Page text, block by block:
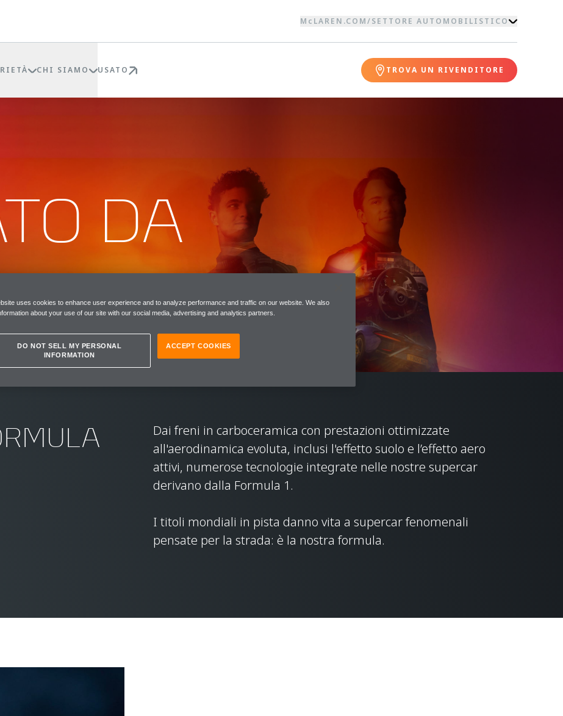
McLAREN.COM/SETTORE AUTOMOBILISTICO
CHI SIAMO USATO TROVA UN RIVENDITORE
DA
Dai freni in carboceramica con prestazioni ottimizzate
all'aerodinamica evoluta, inclusi l'effetto suolo e l’effetto aero
attivi, numerose tecnologie integrate nelle nostre supercar
derivano dalla Formula 1.
I titoli mondiali in pista danno vita a supercar fenomenali
pensate per la strada: è la nostra formula.
uses cookies to enhance user experience and to analyze performance and traffic on our website. We also
about your use of our site with our social media, advertising and analytics partners.
DO NOT SELL MY PERSONAL
INFORMATION
ACCEPT COOKIES